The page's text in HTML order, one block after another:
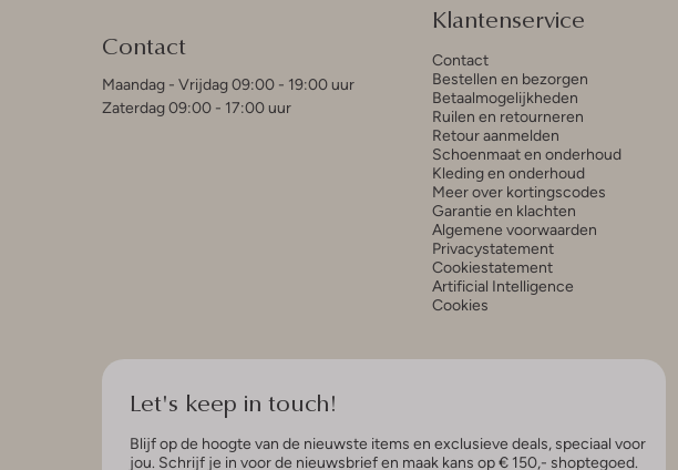
Contact
Maandag - Vrijdag 09:00 - 19:00 uur
Zaterdag 09:00 - 17:00 uur
Klantenservice
Contact
Bestellen en bezorgen
Betaalmogelijkheden
Ruilen en retourneren
Retour aanmelden
Schoenmaat en onderhoud
Kleding en onderhoud
Meer over kortingscodes
Garantie en klachten
Algemene voorwaarden
Privacystatement
Cookiestatement
Artificial Intelligence
Cookies
Let's keep in touch!
Blijf op de hoogte van de nieuwste items en exclusieve deals, speciaal voor
jou. Schrijf je in voor de nieuwsbrief en maak kans op € 150,- shoptegoed.